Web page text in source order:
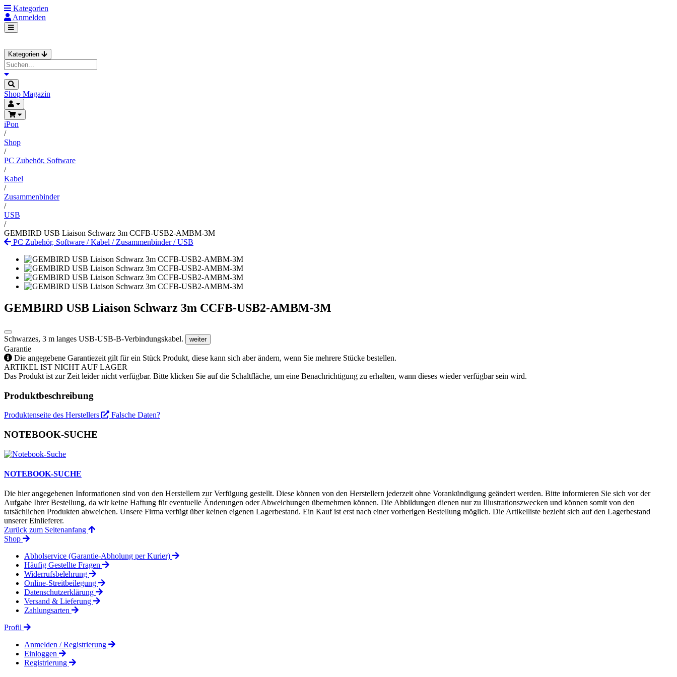
Kategorien
Anmelden
Kategorien
Shop Magazin
iPon
/
Shop
/
PC Zubehör, Software
/
Kabel
/
Zusammenbinder
/
USB
/
GEMBIRD USB Liaison Schwarz 3m CCFB-USB2-AMBM-3M
PC Zubehör, Software /Kabel / Zusammenbinder/USB
GEMBIRD USB Liaison Schwarz 3m CCFB-USB2-AMBM-3M
Schwarzes, 3 m langes USB-USB-B-Verbindungskabel. weiter
Garantie
Die angegebene Garantiezeit gilt für ein Stück Produkt, diese kann sich aber ändern, wenn Sie mehrere Stücke bestellen.
ARTIKEL IST NICHT AUF LAGER
Das Produkt ist zur Zeit leider nicht verfügbar. Bitte klicken Sie auf die Schaltfläche, um eine Benachrichtigung zu erhalten, wann dieses wieder verfügbar sein wird.
Produktbeschreibung
Produktenseite des Herstellers Falsche Daten?
NOTEBOOK-SUCHE
NOTEBOOK-SUCHE
Die hier angegebenen Informationen sind von den Herstellern zur Verfügung gestellt. Diese können von den Herstellern jederzeit ohne Vorankündigung geändert werden. Bitte informieren Sie sich vor der
Aufgabe Ihrer Bestellung, da wir keine Haftung für eventuelle Änderungen oder Abweichungen übernehmen können. Die Abbildungen dienen nur zu Illustrationszwecken und können somit von den
tatsächlichen Produkten abweichen. Unsere Firma verfügt über keinen eigenen Lagerbestand. Ein Kauf ist erst nach einer vorherigen Bestellung möglich. Die Artikelliste bezieht sich auf den Lagerbestand
unserer Einlieferer.
Zurück zum Seitenanfang
Shop
Abholservice (Garantie-Abholung per Kurier)
Häufig Gestellte Fragen
Widerrufsbelehrung
Online-Streitbeilegung
Datenschutzerklärung
Versand & Lieferung
Zahlungsarten
Profil
Anmelden / Registrierung
Einloggen
Registrierung